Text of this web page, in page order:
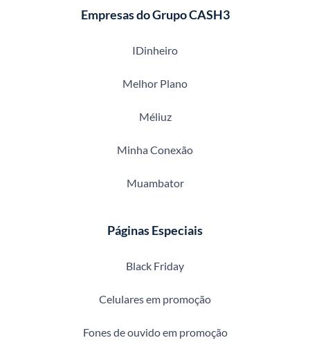
Empresas do Grupo CASH3
IDinheiro
Melhor Plano
Méliuz
Minha Conexão
Muambator
Páginas Especiais
Black Friday
Celulares em promoção
Fones de ouvido em promoção